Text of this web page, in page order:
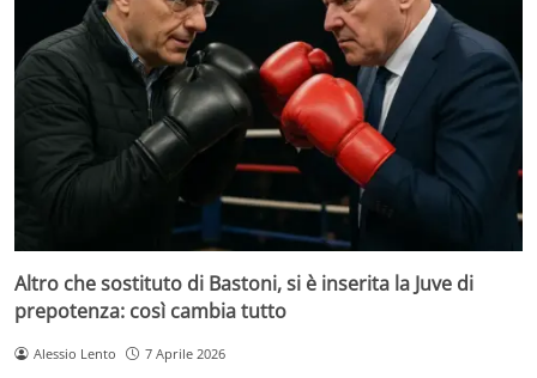
Altro che sostituto di Bastoni, si è inserita la Juve di
prepotenza: così cambia tutto
Alessio Lento 7 Aprile 2026